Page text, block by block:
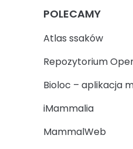
POLECAMY
Atlas ssaków
Repozytorium
Bioloc – aplikacja
iMammalia
MammalWeb